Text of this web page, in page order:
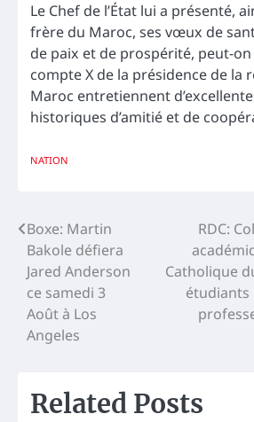
Le Chef de l’État lui a présenté,
frère du Maroc, ses vœux de
de paix et de prospérité, peut-
compte X de la présidence de la
Maroc entretiennent
historiques d’amitié et de
NATION
Navigation
de
l’article
Boxe: Martin
Bakole défiera
Jared Anderson
ce samedi 3
Août à Los
Angeles
RDC:
Catholique
étudiants
Related Posts